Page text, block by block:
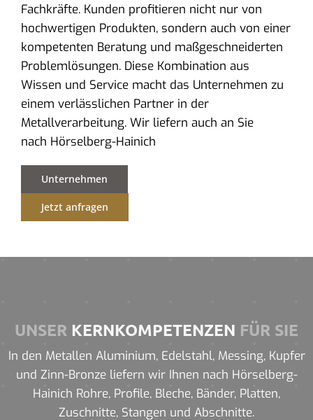
Fachkräfte. Kunden profitieren nicht nur von
hochwertigen Produkten, sondern auch von einer
kompetenten Beratung und maßgeschneiderten
Problemlösungen. Diese Kombination aus
Wissen und Service macht das Unternehmen zu
einem verlässlichen Partner in der
Metallverarbeitung. Wir liefern auch an Sie
nach Hörselberg-Hainich
Unternehmen
Jetzt anfragen
UNSER KERNKOMPETENZEN FÜR SIE
In den Metallen Aluminium, Edelstahl, Messing, Kupfer
und Zinn-Bronze liefern wir Ihnen nach Hörselberg-
Hainich Rohre, Profile, Bleche, Bänder, Platten,
Zuschnitte, Stangen und Abschnitte.